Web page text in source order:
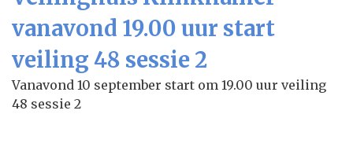
vanavond 19.00 uur start
veiling 48 sessie 2
Vanavond 10 september start om 19.00 uur veiling
48 sessie 2